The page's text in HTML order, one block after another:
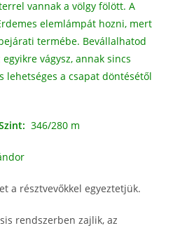
vannak a völgy fölött. A
elemlámpát hozni, mert
termébe. Bevállalhatod
vágysz, annak sincs
lehetséges a csapat döntésétől
346/280 m
a résztvevőkkel egyeztetjük.
rendszerben zajlik, az